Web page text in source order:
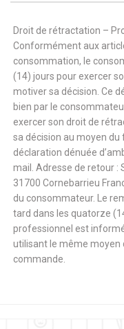
Droit de rétractation –
Conformément aux
consommation, le
(14) jours pour exercer
motiver sa décision. Ce
bien par le
exercer son droit de
sa décision au moyen
déclaration dénuée
mail. Adresse de retour :
31700 Cornebarrieu
du consommateur. Le
tard dans les quatorze
professionnel est
utilisant le même moyen
commande.